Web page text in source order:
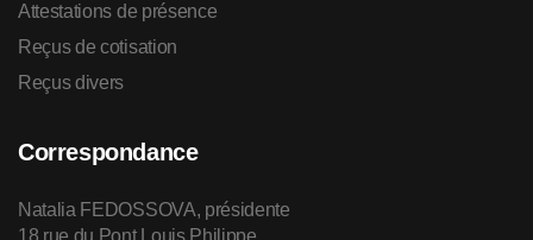
Attestations de présence
Reçus de cotisation
Reçus divers
Correspondance
Natalia FEDOSSOVA, présidente
18 rue du Pont Louis Philippe